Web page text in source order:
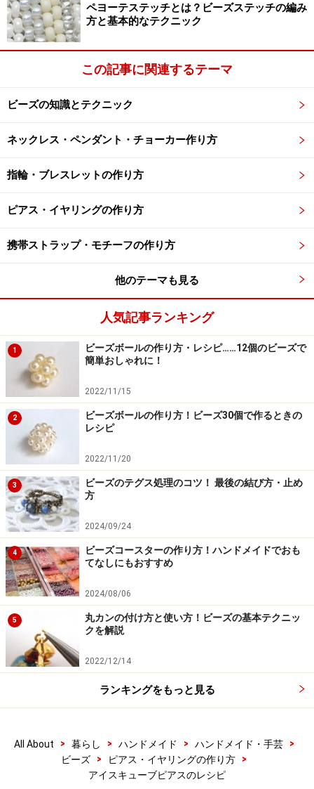
ペヨーテステッチとは？ビーズステッチの編み
方と基本的なテクニック
この記事に関連するテーマ
ビーズの知識とテクニック
ネックレス・ペンダント・チョーカー作り方
指輪・ブレスレットの作り方
ピアス・イヤリングの作り方
携帯ストラップ・モチーフの作り方
他のテーマも見る
人気記事ランキング
1
ビーズボールの作り方・レシピ……12個のビーズで
簡単おしゃれに！
2022/11/15
2
ビーズボールの作り方！ビーズ30個で作るときの
レシピ
2022/11/20
3
ビーズのテグス処理のコツ！ 最後の結び方・止め
方
2024/09/24
4
ビーズコースターの作り方！ハンドメイドでおも
てなしにもおすすめ
2024/08/06
5
丸カンの付け方と使い方！ビーズの基本テクニッ
クを解説
2022/12/14
ランキングをもっと見る
All About > 暮らし > ハンドメイド > ハンドメイド・手芸
>
ビーズ
> ピアス・イヤリングの作り方
>
アイスキューブピアスのレシピ